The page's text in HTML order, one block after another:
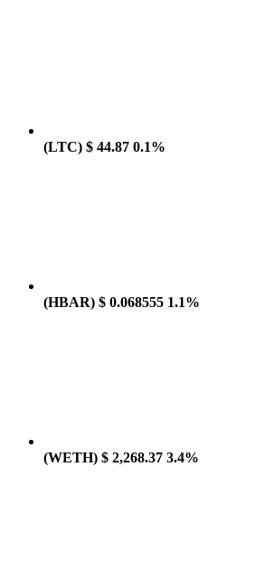
(LTC) $ 44.87 0.1%
(HBAR) $ 0.068555 1.1%
(WETH) $ 2,268.37 3.4%